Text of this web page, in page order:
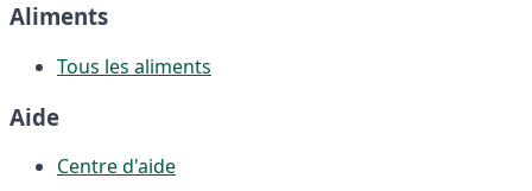
Aliments
Tous les aliments
Aide
Centre d'aide